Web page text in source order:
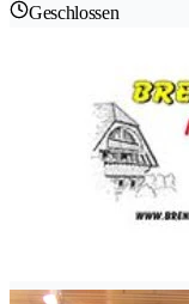
Geschlossen